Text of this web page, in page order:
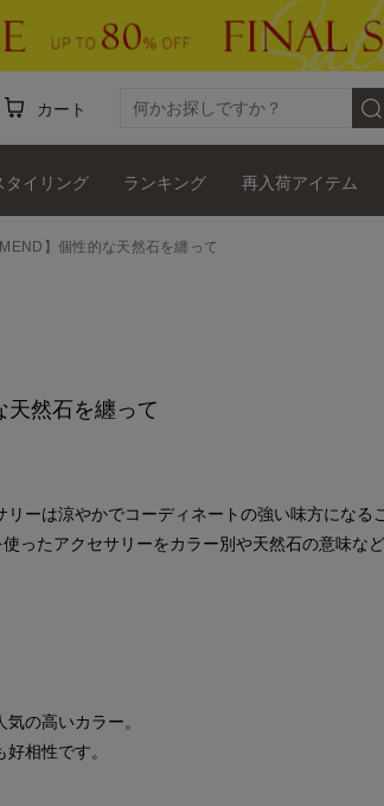
カート
タイリング ランキング 再入荷アイテム
】個性的な天然石を纏って
天然石を纏って
ーは涼やかでコーディネートの強い味方になる
ったアクセサリーをカラー別や天然石の意味な
の高いカラー。
相性です。